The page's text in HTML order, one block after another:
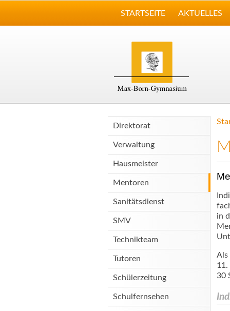
STARTSEITE AKTUELLES
Direktorat
Verwaltung
Hausmeister
Mentoren
Sanitätsdienst
SMV
Technikteam
Tutoren
Schülerzeitung
Schulfernsehen
in
Als
11.
30